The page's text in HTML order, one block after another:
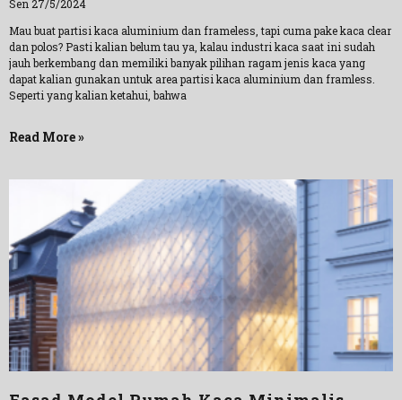
Sen 27/5/2024
Mau buat partisi kaca aluminium dan frameless, tapi cuma pake kaca clear
dan polos? Pasti kalian belum tau ya, kalau industri kaca saat ini sudah
jauh berkembang dan memiliki banyak pilihan ragam jenis kaca yang
dapat kalian gunakan untuk area partisi kaca aluminium dan framless.
Seperti yang kalian ketahui, bahwa
Read More »